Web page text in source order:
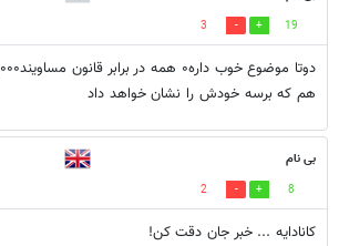
19
3
هم که برسه خودش را نشان خواهد داد
بی نام
8
2
کانادایه ... خبر جان دقت کن!